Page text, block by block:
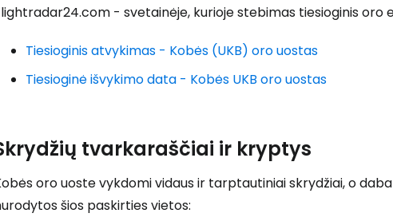
- svetainėje, kurioje stebimas tiesioginis oro
Tiesioginis atvykimas - Kobės (UKB) oro uostas
Tiesioginė išvykimo data - Kobės UKB oro uostas
tvarkaraščiai ir kryptys
oro uoste vykdomi vidaus ir tarptautiniai skrydžiai, o
šios paskirties vietos:
Prisijunkite